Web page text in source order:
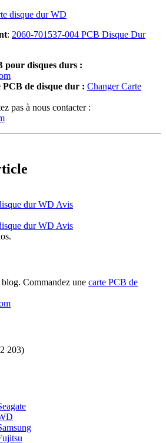
disque dur WD
: 2060-701537-004 PCB Disque Dur
pour disques durs :
PCB de disque dur : Changer Carte
pas à nous contacter :
dur WD Avis
dur WD Avis
Commandez une carte PCB de
203)